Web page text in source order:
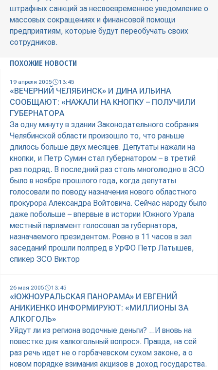
штрафных санкций за несвоевременное уведомление о
массовых сокращениях и финансовой помощи
предприятиям, которые будут переобучать своих
сотрудников.
ПОХОЖИЕ НОВОСТИ
19 апреля 2005 13:45
«ВЕЧЕРНИЙ ЧЕЛЯБИНСК» И ДИНА ИЛЬИНА
СООБЩАЮТ: «НАЖАЛИ НА КНОПКУ – ПОЛУЧИЛИ
ГУБЕРНАТОРА
За одну минуту в здании Законодательного собрания
Челябинской области произошло то, что раньше
длилось больше двух месяцев. Депутаты нажали на
кнопки, и Петр Сумин стал губернатором – в третий
раз подряд. В последний раз столь многолюдно в ЗСО
было в ноябре прошлого года, когда депутаты
голосовали по поводу назначения нового областного
прокурора Александра Войтовича. Сейчас народу было
даже побольше – впервые в истории Южного Урала
местный парламент голосовал за губернатора,
назначаемого президентом. Ровно в 11 часов в зал
заседаний прошли полпред в УрФО Петр Латышев,
спикер ЗСО Виктор
26 мая 2005 13:45
«ЮЖНОУРАЛЬСКАЯ ПАНОРАМА» И ЕВГЕНИЙ
АНИКИЕНКО ИНФОРМИРУЮТ: «МИЛЛИОНЫ ЗА
АЛКОГОЛЬ»
Уйдут ли из региона водочные деньги? ...И вновь на
повестке дня «алкогольный вопрос». Правда, на сей
раз речь идет не о горбачевском сухом законе, а о
новом порядке взимания акцизов в доход государства.